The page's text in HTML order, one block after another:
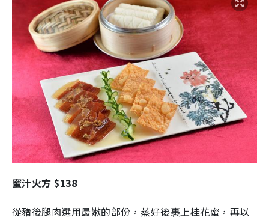
蜜汁火方 $138
從豬後腿肉選用最嫰的部份，蒸好後裹上桂花蜜，再以